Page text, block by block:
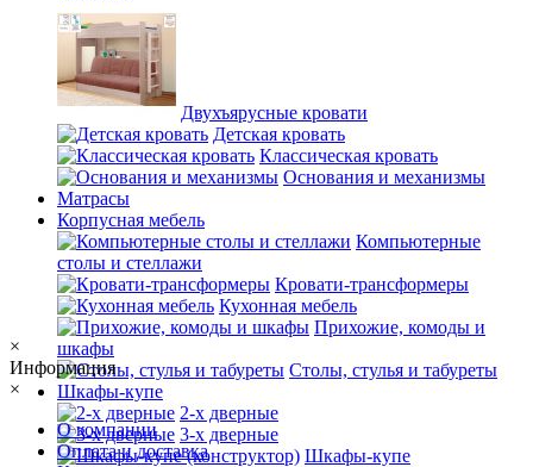
Двухъярусные кровати
Детская кровать
Классическая кровать
Основания и механизмы
Матрасы
Корпусная мебель
Компьютерные
столы и стеллажи
Кровати-трансформеры
Кухонная мебель
Прихожие, комоды и
шкафы
Столы, стулья и табуреты
Шкафы-купе
2-х дверные
3-х дверные
Шкафы-купе
×
Информация
×
О компании
Оплата и доставка